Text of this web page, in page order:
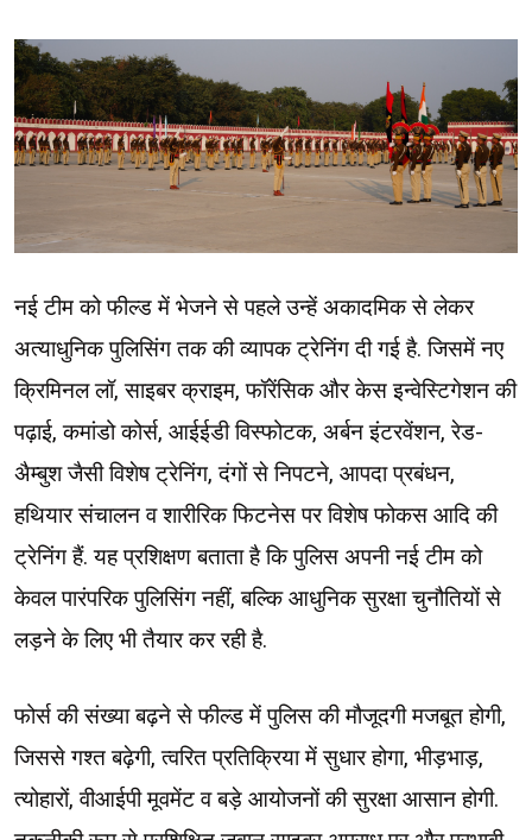
नई टीम को फील्ड में भेजने से पहले उन्हें अकादमिक से लेकर
अत्याधुनिक पुलिसिंग तक की व्यापक ट्रेनिंग दी गई है. जिसमें नए
क्रिमिनल लॉ, साइबर क्राइम, फॉरेंसिक और केस इन्वेस्टिगेशन की
पढ़ाई, कमांडो कोर्स, आईईडी विस्फोटक, अर्बन इंटरवेंशन, रेड-
अैम्बुश जैसी विशेष ट्रेनिंग, दंगों से निपटने, आपदा प्रबंधन,
हथियार संचालन व शारीरिक फिटनेस पर विशेष फोकस आदि की
ट्रेनिंग हैं. यह प्रशिक्षण बताता है कि पुलिस अपनी नई टीम को
केवल पारंपरिक पुलिसिंग नहीं, बल्कि आधुनिक सुरक्षा चुनौतियों से
लड़ने के लिए भी तैयार कर रही है.
फोर्स की संख्या बढ़ने से फील्ड में पुलिस की मौजूदगी मजबूत होगी,
जिससे गश्त बढ़ेगी, त्वरित प्रतिक्रिया में सुधार होगा, भीड़भाड़,
त्योहारों, वीआईपी मूवमेंट व बड़े आयोजनों की सुरक्षा आसान होगी.